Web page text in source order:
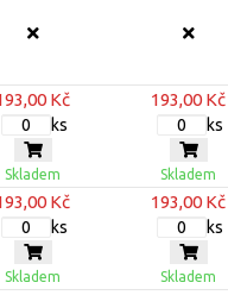
Kč
ks
Skladem
193,00 Kč
ks
Skladem
Kč
ks
Skladem
193,00 Kč
ks
Skladem